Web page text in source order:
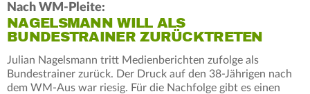
Nach WM-Pleite:
NAGELSMANN WILL ALS
BUNDESTRAINER ZURÜCKTRETEN
Julian Nagelsmann tritt Medienberichten zufolge als
Bundestrainer zurück. Der Druck auf den 38-Jährigen nach
dem WM-Aus war riesig. Für die Nachfolge gibt es einen